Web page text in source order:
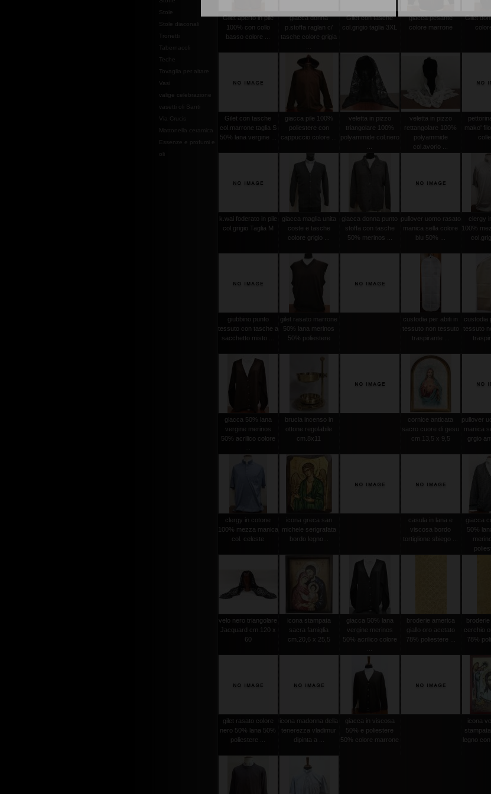
Stole
Stole diaconali
Tronetti
Tabernacoli
Teche
Tovaglia per altare
Vasi
valige celebrazione
vasetti oli Santi
Via Crucis
Mattonella ceramica
Essenze e profumi e
oli
Gilet aperto in pile
100% con collo
basso colore ...
giacca donna
p.stoffa raglan c/
tasche colore grigia
Gilet con tasche
col.grigio taglia 3XL
giacca pesante
colore marrone
Gilet
Gilet con tasche
col.marrone taglia S
50% lana vergine ...
giacca pile 100%
poliestere con
cappuccio colore ...
veletta in pizzo
triangolare 100%
polyammide col.nero
veletta in pizzo
rettangolare 100%
polyammide
col.avorio ...
mako'
k.wai foderato in pile
col.grigio Taglia M
giacca maglia unita
coste e tasche
colore grigio ...
giacca donna punto
stoffa con tasche
50% merinos ...
pullover uomo rasato
manica sella colore
blu 50% ...
clergy
100%
giubbino punto
tessuto con tasche a
sacchetto misto ...
gilet rasato marrone
50% lana merinos
50% poliestere
custodia per abiti in
tessuto non tessuto
traspirante ...
custodia
tessuto
giacca 50% lana
vergine merinos
50% acrilico colore
brucia incenso in
ottone regolabile
cm.8x11
cornice anticata
sacro cuore di gesu
cm.13,5 x 9,5
pullover
manica
grgio
clergy in cotone
100% mezza manica
col. celeste
icona greca san
michele serigrafata
bordo legno...
casula in lana e
viscosa bordo
tortiglione sbiego ...
giacca
50%
velo nero triangolare
Jacquard cm.120 x
60
icona stampata
sacra famiglia
cm.20,6 x 25,5
giacca 50% lana
vergine merinos
50% acrilico colore
broderie america
giallo oro acetato
78% poliestere ...
broderie
cerchio
78%
gilet rasato colore
nero 50% lana 50%
poliestere ...
icona madonna della
tenerezza vladimur
dipinta a ...
giacca in viscosa
50% e poliestere
50% colore marrone
icona
legno